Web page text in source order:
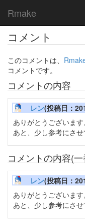
Rmake
コメント
このコメントは、
コメントです。
コメントの内容
レン(投稿日：
ありがとうございます
あと、少し参考にさせ
コメントの内容(
レン(投稿日：
ありがとうございます
あと、少し参考にさせ